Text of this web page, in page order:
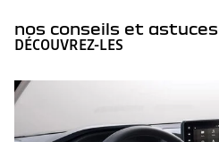
nos conseils et astuces
DÉCOUVREZ-LES